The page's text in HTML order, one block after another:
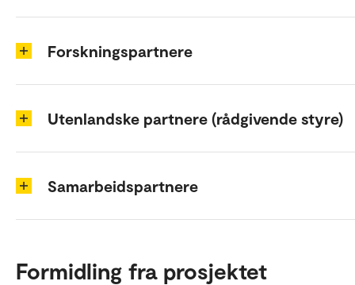
Forskningspartnere
Utenlandske partnere (rådgivende styre)
Samarbeidspartnere
Formidling fra prosjektet